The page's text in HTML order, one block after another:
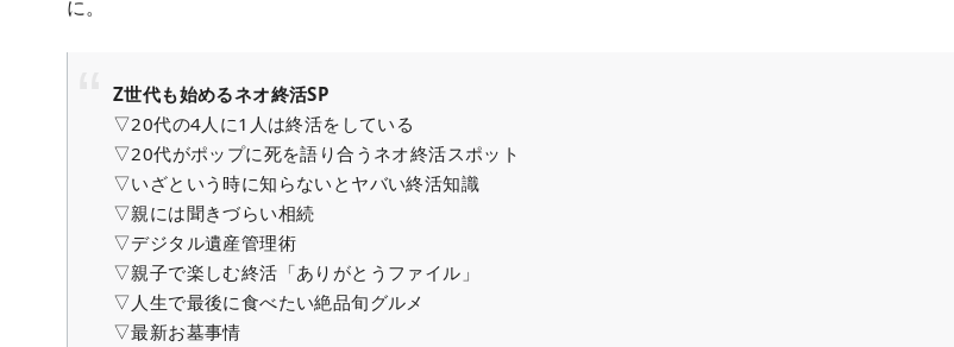
に。
Z世代も始めるネオ終活SP
▽20代の4人に1人は終活をしている
▽20代がポップに死を語り合うネオ終活スポット
▽いざという時に知らないとヤバい終活知識
▽親には聞きづらい相続
▽デジタル遺産管理術
▽親子で楽しむ終活「ありがとうファイル」
▽人生で最後に食べたい絶品旬グルメ
▽最新お墓事情